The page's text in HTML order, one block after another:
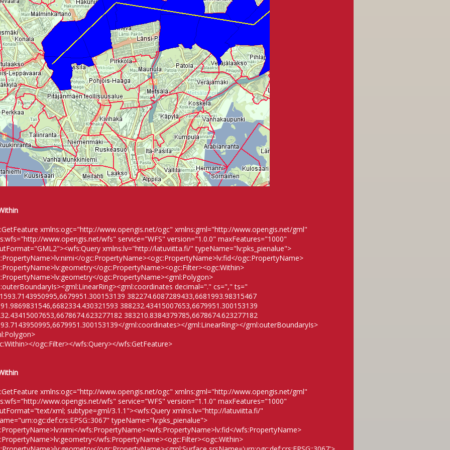
xmlns:ogc="http://www.opengis.net/ogc" xmlns:gml="http://www.opengis.net/gml"
www.opengis.net/wfs" service="WFS" version="1.0.0" maxFeatures="1000"
xmlns:lv="http://latuviitta.fi/" typeName="lv:pks_pienalue">
ogc:PropertyName><ogc:PropertyName>lv:fid</ogc:PropertyName>
ogc:PropertyName><ogc:Filter><ogc:Within>
ogc:PropertyName><gml:Polygon>
decimal="." cs="," ts="
382274.6087289433,6681993.98315467
388232.43415007653,6679951.300153139
383210.8384379785,6678674.623277182
gml:coordinates></gml:LinearRing></gml:outerBoundaryIs>
ogc:Filter></wfs:Query></wfs:GetFeature>
xmlns:ogc="http://www.opengis.net/ogc" xmlns:gml="http://www.opengis.net/gml"
www.opengis.net/wfs" service="WFS" version="1.1.0" maxFeatures="1000"
xml; subtype=gml/3.1.1"><wfs:Query xmlns:lv="http://latuviitta.fi/"
typeName="lv:pks_pienalue">
wfs:PropertyName><wfs:PropertyName>lv:fid</wfs:PropertyName>
wfs:PropertyName><ogc:Filter><ogc:Within>